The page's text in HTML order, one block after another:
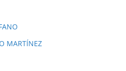
MARTÍNEZ